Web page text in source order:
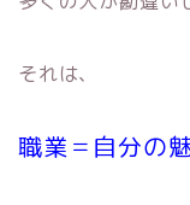
それは、
職業＝自分の